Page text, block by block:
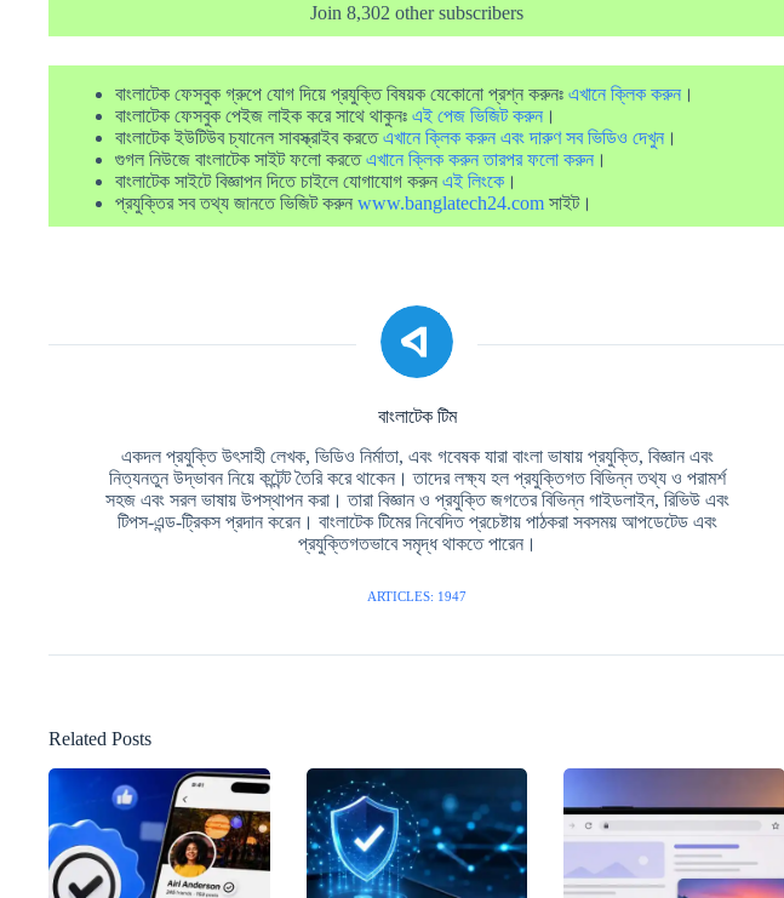
Join 8,302 other subscribers
বাংলাটেক ফেসবুক গ্রুপে যোগ দিয়ে প্রযুক্তি বিষয়ক যেকোনো প্রশ্ন করুনঃ এখানে ক্লিক করুন ।
বাংলাটেক ফেসবুক পেইজ লাইক করে সাথে থাকুনঃ এই পেজ ভিজিট করুন ।
বাংলাটেক ইউটিউব চ্যানেল সাবস্ক্রাইব করতেএখানে ক্লিক করুন এবং দারুণ সব ভিডিও দেখুন ।
গুগল নিউজে বাংলাটেক সাইট ফলো করতেএখানে ক্লিক করুন তারপর ফলো করুন ।
বাংলাটেক সাইটে বিজ্ঞাপন দিতে চাইলে যোগাযোগ করুন এই লিংকে ।
প্রযুক্তির সব তথ্য জানতে ভিজিট করুন www.banglatech24.com সাইট।
বাংলাটেক টিম
একদল প্রযুক্তি উৎসাহী লেখক, ভিডিও নির্মাতা, এবং গবেষক যারা বাংলা ভাষায় প্রযুক্তি, বিজ্ঞান এবং
নিত্যনতুন উদ্ভাবন নিয়ে কন্টেন্ট তৈরি করে থাকেন। তাদের লক্ষ্য হল প্রযুক্তিগত বিভিন্ন তথ্য ও পরামর্শ
সহজ এবং সরল ভাষায় উপস্থাপন করা। তারা বিজ্ঞান ও প্রযুক্তি জগতের বিভিন্ন গাইডলাইন, রিভিউ এবং
টিপস-এন্ড-ট্রিকস প্রদান করেন। বাংলাটেক টিমের নিবেদিত প্রচেষ্টায় পাঠকরা সবসময় আপডেটেড এবং
প্রযুক্তিগতভাবে সমৃদ্ধ থাকতে পারেন।
ARTICLES: 1947
Related Posts